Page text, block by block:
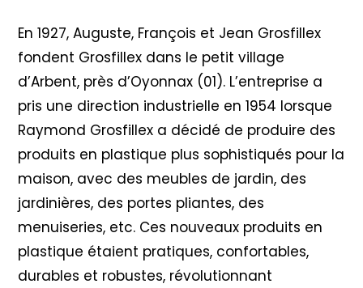
En 1927, Auguste, François et Jean Grosfillex
fondent Grosfillex dans le petit village
d’Arbent, près d’Oyonnax (01). L’entreprise a
pris une direction industrielle en 1954 lorsque
Raymond Grosfillex a décidé de produire des
produits en plastique plus sophistiqués pour la
maison, avec des meubles de jardin, des
jardinières, des portes pliantes, des
menuiseries, etc. Ces nouveaux produits en
plastique étaient pratiques, confortables,
durables et robustes, révolutionnant